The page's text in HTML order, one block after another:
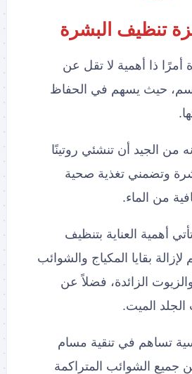
تنظيف البشرة
أمرًا ذا أهمية لا تقل عن
حيث يسهم في الحفاظ
من الجيد أن تنشئي روتينًا
وتضمني تغذية صحية
من الماء.
أهمية العناية بتنظيف
بقايا المكياج والشوائب
والزيوت الزائدة، فضلاً عن
الميت.
تساهم في تنقية مسام
جميع الشوائب المتراكمة